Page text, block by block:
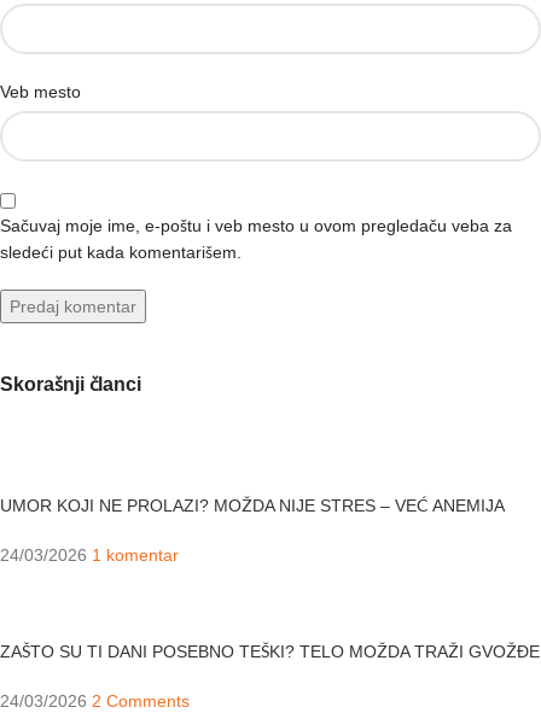
Veb mesto
Sačuvaj moje ime, e-poštu i veb mesto u ovom pregledaču veba za
sledeći put kada komentarišem.
Skorašnji članci
UMOR KOJI NE PROLAZI? MOŽDA NIJE STRES – VEĆ ANEMIJA
24/03/2026 1 komentar
ZAŠTO SU TI DANI POSEBNO TEŠKI? TELO MOŽDA TRAŽI GVOŽĐE
24/03/2026 2 Comments